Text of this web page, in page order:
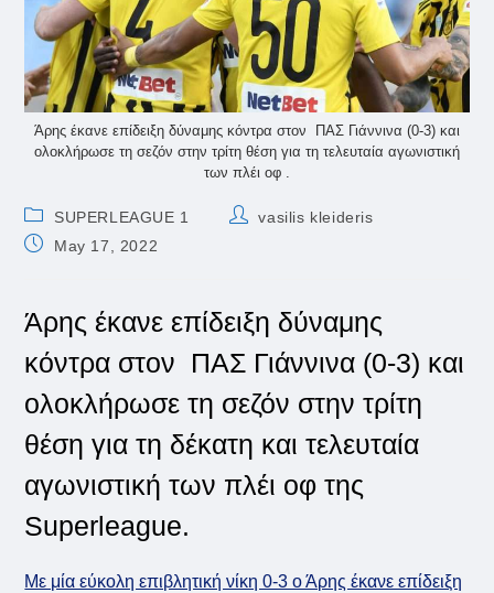
Άρης έκανε επίδειξη δύναμης κόντρα στον ΠΑΣ Γιάννινα (0-3) και
ολοκλήρωσε τη σεζόν στην τρίτη θέση για τη τελευταία αγωνιστική
των πλέι οφ .
Post
category:
SUPERLEAGUE 1
Postvasilis kleideris
PostMay 17, 2022
Άρης έκανε επίδειξη δύναμης
κόντρα στον ΠΑΣ Γιάννινα (0-3) και
ολοκλήρωσε τη σεζόν στην τρίτη
θέση για τη δέκατη και τελευταία
αγωνιστική των πλέι οφ της
Superleague.
Με μία εύκολη επιβλητική νίκη 0-3 ο Άρης έκανε επίδειξη